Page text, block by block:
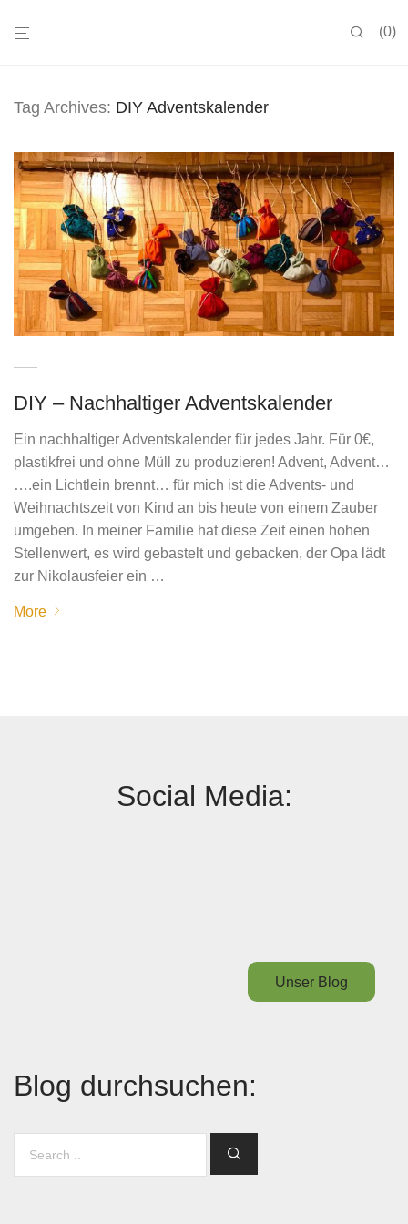
0
Tag Archives: DIY Adventskalender
DIY – Nachhaltiger Adventskalender
Ein nachhaltiger Adventskalender für jedes Jahr. Für 0€,
plastikfrei und ohne Müll zu produzieren! Advent, Advent…
….ein Lichtlein brennt… für mich ist die Advents- und
Weihnachtszeit von Kind an bis heute von einem Zauber
umgeben. In meiner Familie hat diese Zeit einen hohen
Stellenwert, es wird gebastelt und gebacken, der Opa lädt
zur Nikolausfeier ein …
More
Social Media:
Unser Blog
Blog durchsuchen: